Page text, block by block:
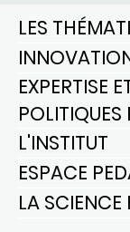
LES
EXPERTISE
POLITIQUES
L'INSTITUT
ESPACE
LA SCIENCE